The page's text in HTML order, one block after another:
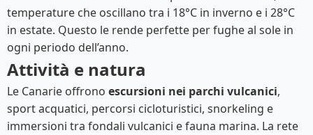
temperature che oscillano tra i 18°C in inverno e i 28°C
in estate. Questo le rende perfette per fughe al sole in
ogni periodo dell’anno.
Attività e natura
Le Canarie offrono escursioni nei parchi vulcanici,
sport acquatici, percorsi cicloturistici, snorkeling e
immersioni tra fondali vulcanici e fauna marina. La rete